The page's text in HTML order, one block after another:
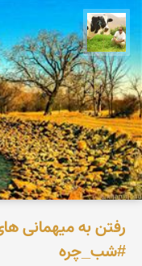
تقی قاسمی
رفتن به میهمانی
#شب_چره